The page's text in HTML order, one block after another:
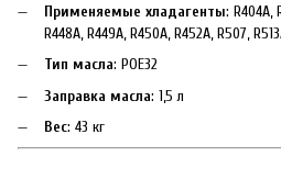
Применяемые хладагенты: R404A,
R448A, R449A, R450A, R452A, R507,
Тип масла: POE32
Заправка масла: 1,5 л
Вес: 43 кг